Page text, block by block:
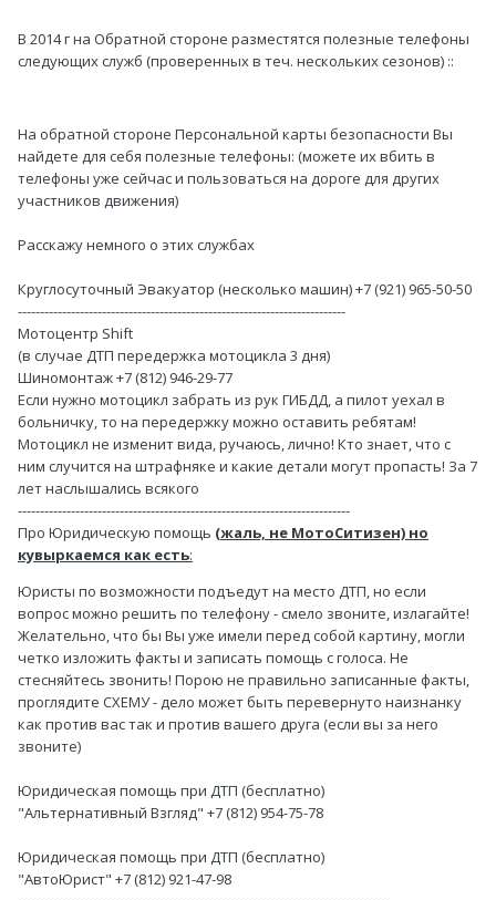
В 2014 г на Обратной стороне разместятся полезные телефоны
следующих служб (проверенных в теч. нескольких сезонов) ::
На обратной стороне Персональной карты безопасности Вы
найдете для себя полезные телефоны: (можете их вбить в
телефоны уже сейчас и пользоваться на дороге для других
участников движения)
Расскажу немного о этих службах
Круглосуточный Эвакуатор (несколько машин) +7 (921) 965-50-50
--------------------------------------------------------------------------
Мотоцентр Shift
(в случае ДТП передержка мотоцикла 3 дня)
Шиномонтаж +7 (812) 946-29-77
Если нужно мотоцикл забрать из рук ГИБДД, а пилот уехал в
больничку, то на передержку можно оставить ребятам!
Мотоцикл не изменит вида, ручаюсь, лично! Кто знает, что с
ним случится на штрафняке и какие детали могут пропасть! За 7
лет наслышались всякого
---------------------------------------------------------------------------
Про Юридическую помощь (жаль, не МотоСитизен) но
кувыркаемся как есть:
Юристы по возможности подъедут на место ДТП, но если
вопрос можно решить по телефону - смело звоните, излагайте!
Желательно, что бы Вы уже имели перед собой картину, могли
четко изложить факты и записать помощь с голоса. Не
стесняйтесь звонить! Порою не правильно записанные факты,
проглядите СХЕМУ - дело может быть перевернуто наизнанку
как против вас так и против вашего друга (если вы за него
звоните)
Юридическая помощь при ДТП (бесплатно)
"Альтернативный Взгляд" +7 (812) 954-75-78
Юридическая помощь при ДТП (бесплатно)
"АвтоЮрист" +7 (812) 921-47-98